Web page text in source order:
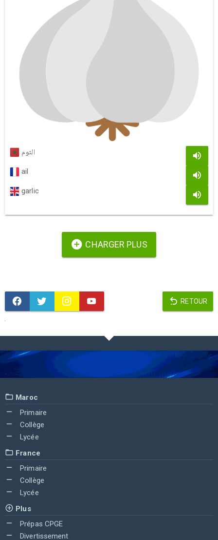
الثوم
ail
garlic
CHARGER PLUS
RETOUR
Maroc
Primaire
Collège
Lycée
France
Primaire
Collège
Lycée
Plus
Prépas CPGE
Divertissement